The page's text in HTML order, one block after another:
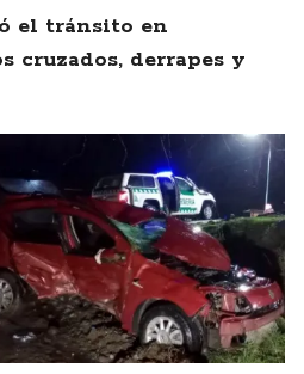
el tránsito en
cruzados, derrapes y